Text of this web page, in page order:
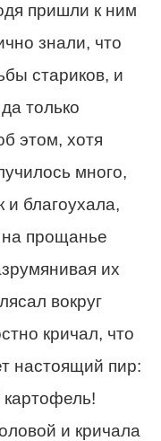
пришли к ним
знали, что
стариков, и
только
этом, хотя
много,
и благоухала,
прощанье
их
вокруг
кричал, что
настоящий пир:
и кричала